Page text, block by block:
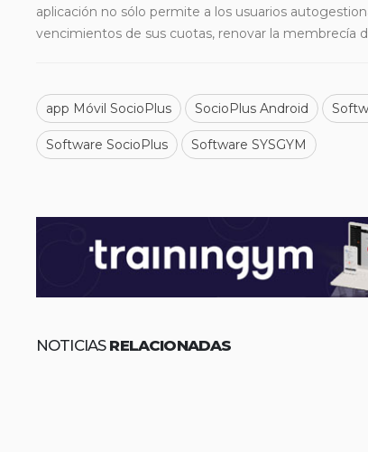
aplicación no sólo permite a los usuarios
vencimientos de sus cuotas, renovar la membrecía
app Móvil SocioPlus SocioPlus Android
Software SocioPlus Software SYSGYM
NOTICIAS RELACIONADAS